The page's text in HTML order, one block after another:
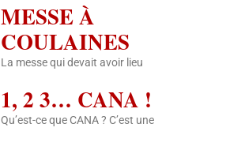
MESSE À
COULAINES
La messe qui devait avoir lieu
1, 2 3… CANA !
Qu’est-ce que CANA ? C’est une